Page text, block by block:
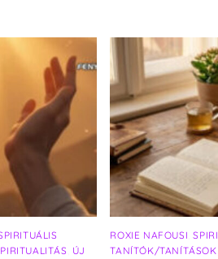
ÚJ
ROXIE NAFOUSI ,
TANÍTÓK/TANÍTÁSOK